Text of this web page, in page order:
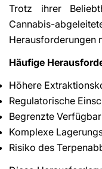
Trotz ihrer
Cannabis-
Herausforderungen
Häufige
Höhere
Regulatorische
Begrenzte
Komplexe
Risiko des